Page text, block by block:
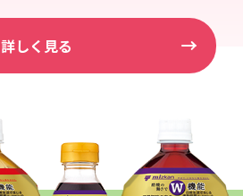
詳しく見る